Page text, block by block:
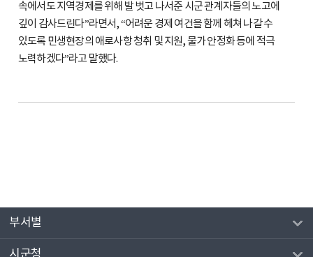
속에서도 지역경제를 위해 발 벗고 나서준 시군 관계자들의 노고에
깊이 감사드린다”라면서, “어려운 경제 여건을 함께 헤쳐 나갈 수
있도록 민생현장의 애로사항 청취 및 지원, 물가 안정화 등에 적극
노력하겠다”라고 말했다.
부서별
시군청